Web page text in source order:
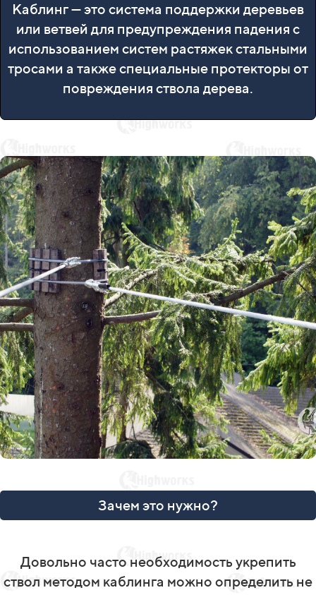
Каблинг — это система поддержки деревьев
или ветвей для предупреждения падения с
использованием систем растяжек стальными
тросами а также специальные протекторы от
повреждения ствола дерева.
Зачем это нужно?
Довольно часто необходимость укрепить
ствол методом каблинга можно определить не